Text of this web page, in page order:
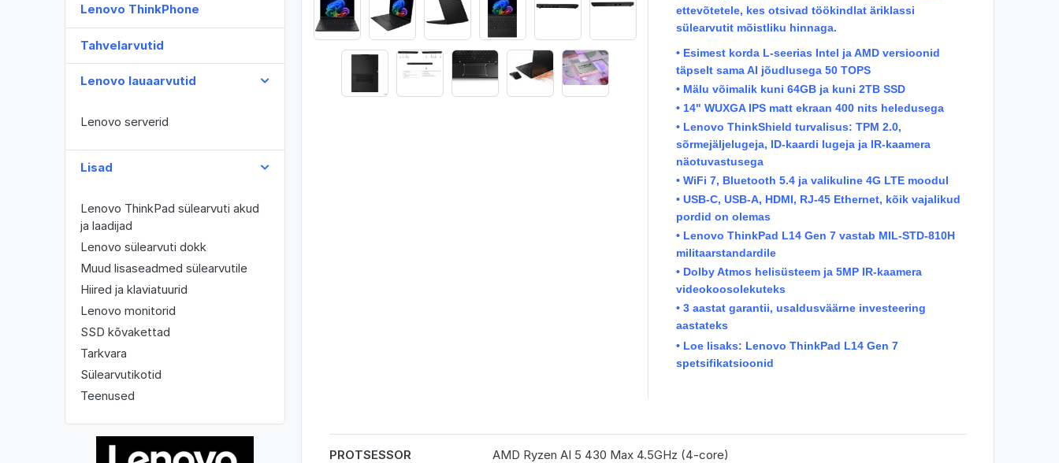
Lenovo ThinkPhone
Tahvelarvutid
Lenovo lauaarvutid
Lenovo serverid
Lisad
Lenovo ThinkPad sülearvuti akud
ja laadijad
Lenovo sülearvuti dokk
Muud lisaseadmed sülearvutile
Hiired ja klaviatuurid
Lenovo monitorid
SSD kõvakettad
Tarkvara
Sülearvutikotid
Teenused
ettevõtetele, kes otsivad töökindlat äriklassi
sülearvutit mõistliku hinnaga.
• Esimest korda L-seerias Intel ja AMD versioonid
täpselt sama AI jõudlusega 50 TOPS
• Mälu võimalik kuni 64GB ja kuni 2TB SSD
• 14" WUXGA IPS matt ekraan 400 nits heledusega
• Lenovo ThinkShield turvalisus: TPM 2.0,
sõrmejäljelugeja, ID-kaardi lugeja ja IR-kaamera
näotuvastusega
• WiFi 7, Bluetooth 5.4 ja valikuline 4G LTE moodul
• USB-C, USB-A, HDMI, RJ-45 Ethernet, kõik vajalikud
pordid on olemas
• Lenovo ThinkPad L14 Gen 7 vastab MIL-STD-810H
militaarstandardile
• Dolby Atmos helisüsteem ja 5MP IR-kaamera
videokoosolekuteks
• 3 aastat garantii, usaldusväärne investeering
aastateks
• Loe lisaks: Lenovo ThinkPad L14 Gen 7
spetsifikatsioonid
PROTSESSOR
AMD Ryzen AI 5 430 Max 4.5GHz (4-core)